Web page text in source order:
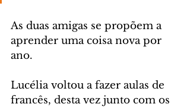
As duas amigas se propõem a
aprender uma coisa nova por
ano.
Lucélia voltou a fazer aulas de
francês, desta vez junto com os